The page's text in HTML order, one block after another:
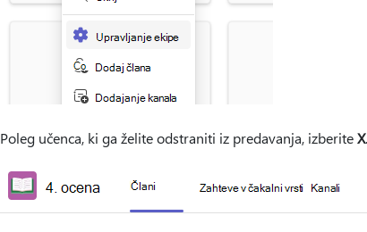
Poleg učenca, ki ga želite odstraniti iz predavanja, izberiteX